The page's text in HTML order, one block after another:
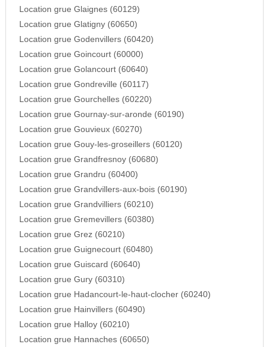
Location grue Glaignes (60129)
Location grue Glatigny (60650)
Location grue Godenvillers (60420)
Location grue Goincourt (60000)
Location grue Golancourt (60640)
Location grue Gondreville (60117)
Location grue Gourchelles (60220)
Location grue Gournay-sur-aronde (60190)
Location grue Gouvieux (60270)
Location grue Gouy-les-groseillers (60120)
Location grue Grandfresnoy (60680)
Location grue Grandru (60400)
Location grue Grandvillers-aux-bois (60190)
Location grue Grandvilliers (60210)
Location grue Gremevillers (60380)
Location grue Grez (60210)
Location grue Guignecourt (60480)
Location grue Guiscard (60640)
Location grue Gury (60310)
Location grue Hadancourt-le-haut-clocher (60240)
Location grue Hainvillers (60490)
Location grue Halloy (60210)
Location grue Hannaches (60650)